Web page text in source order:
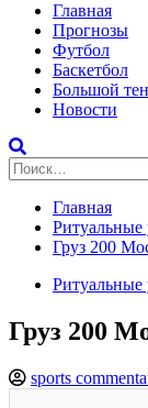
Главная
Прогнозы
Футбол
Баскетбол
Большой
Новости
Найти:
Главная
Ритуальные
Груз 200
Ритуальные
Груз 200
sports